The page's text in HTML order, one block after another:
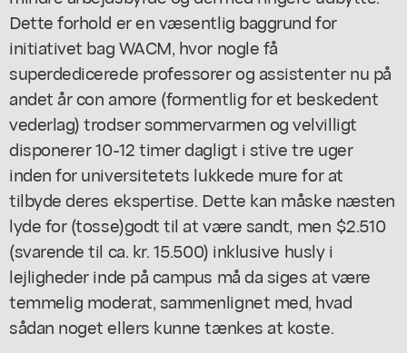
Dette forhold er en væsentlig baggrund for
initiativet bag WACM, hvor nogle få
superdedicerede professorer og assistenter nu på
andet årcon amore (formentlig for et beskedent
vederlag) trodser sommervarmen og velvilligt
disponerer 10-12 timer dagligt i stive tre uger
inden for universitetets lukkede mure for at
tilbyde deres ekspertise. Dette kan måske næsten
lydefor(tosse)godt til at være sandt, men $2.510
(svarende til ca. kr. 15.500) inklusive husly i
lejligheder inde på campus må da siges at være
temmelig moderat, sammenlignet med, hvad
sådan noget ellers kunne tænkes at koste.